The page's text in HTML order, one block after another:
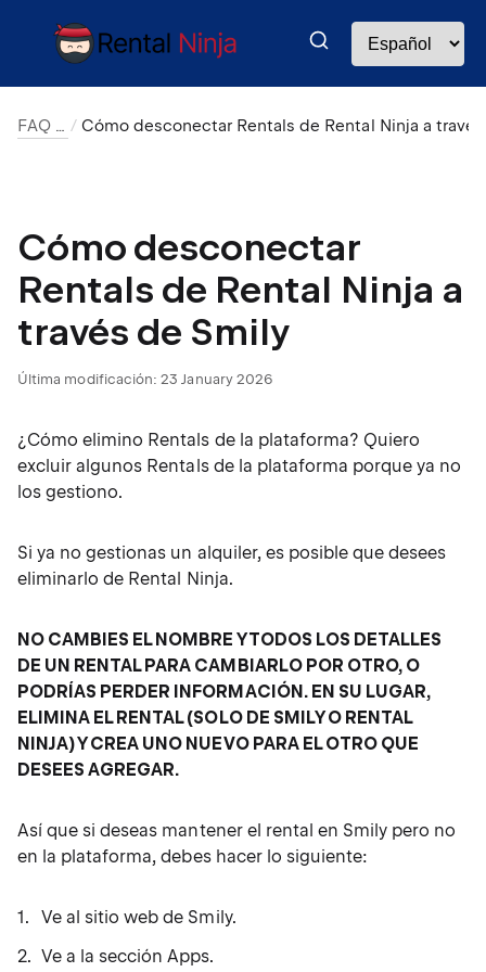
FAQ ES
Cómo desconectar
Rentals de Rental Ninja a
través de Smily
Última modificación: 23 January 2026
¿Cómo elimino Rentals de la plataforma? Quiero
excluir algunos Rentals de la plataforma porque ya no
los gestiono.
Si ya no gestionas un alquiler, es posible que desees
eliminarlo de Rental Ninja.
NO CAMBIES EL NOMBRE Y TODOS LOS DETALLES
DE UN RENTAL PARA CAMBIARLO POR OTRO, O
PODRÍAS PERDER INFORMACIÓN. EN SU LUGAR,
ELIMINA EL RENTAL (SOLO DE SMILY O RENTAL
NINJA) Y CREA UNO NUEVO PARA EL OTRO QUE
DESEES AGREGAR.
Así que si deseas mantener el rental en Smily pero no
en la plataforma, debes hacer lo siguiente:
Ve al sitio web de Smily.
Ve a la sección Apps.